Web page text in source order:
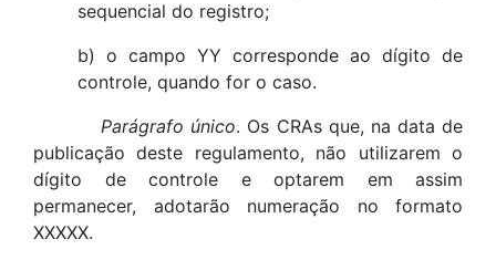
sequencial do registro;
b) o campo YY corresponde ao dígito de
controle, quando for o caso.
Parágrafo único. Os CRAs que, na data de
publicação deste regulamento, não utilizarem o
dígito de controle e optarem em assim
permanecer, adotarão numeração no formato
XXXXX.